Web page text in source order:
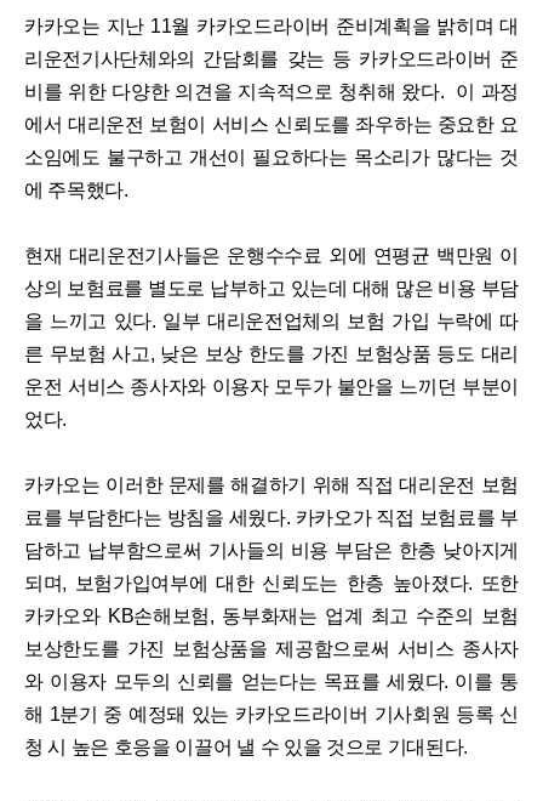
카카오는 지난 11월 카카오드라이버 준비계획을 밝히며 대
리운전기사단체와의 간담회를 갖는 등 카카오드라이버 준
비를 위한 다양한 의견을 지속적으로 청취해 왔다. 이 과정
에서 대리운전 보험이 서비스 신뢰도를 좌우하는 중요한 요
소임에도 불구하고 개선이 필요하다는 목소리가 많다는 것
에 주목했다.
현재 대리운전기사들은 운행수수료 외에 연평균 백만원 이
상의 보험료를 별도로 납부하고 있는데 대해 많은 비용 부담
을 느끼고 있다. 일부 대리운전업체의 보험 가입 누락에 따
른 무보험 사고, 낮은 보상 한도를 가진 보험상품 등도 대리
운전 서비스 종사자와 이용자 모두가 불안을 느끼던 부분이
었다.
카카오는 이러한 문제를 해결하기 위해 직접 대리운전 보험
료를 부담한다는 방침을 세웠다. 카카오가 직접 보험료를 부
담하고 납부함으로써 기사들의 비용 부담은 한층 낮아지게
되며, 보험가입여부에 대한 신뢰도는 한층 높아졌다. 또한
카카오와 KB손해보험, 동부화재는 업계 최고 수준의 보험
보상한도를 가진 보험상품을 제공함으로써 서비스 종사자
와 이용자 모두의 신뢰를 얻는다는 목표를 세웠다. 이를 통
해 1분기 중 예정돼 있는 카카오드라이버 기사회원 등록 신
청 시 높은 호응을 이끌어 낼 수 있을 것으로 기대된다.